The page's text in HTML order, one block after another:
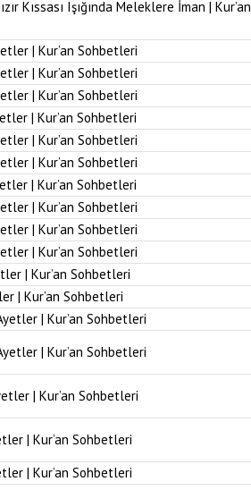
Kıssası Işığında Meleklere İman | Kur’an
| Kur’an Sohbetleri
| Kur’an Sohbetleri
| Kur’an Sohbetleri
| Kur’an Sohbetleri
| Kur’an Sohbetleri
| Kur’an Sohbetleri
| Kur’an Sohbetleri
| Kur’an Sohbetleri
| Kur’an Sohbetleri
| Kur’an Sohbetleri
| Kur’an Sohbetleri
| Kur’an Sohbetleri
| Kur’an Sohbetleri
| Kur’an Sohbetleri
| Kur’an Sohbetleri
| Kur’an Sohbetleri
| Kur’an Sohbetleri